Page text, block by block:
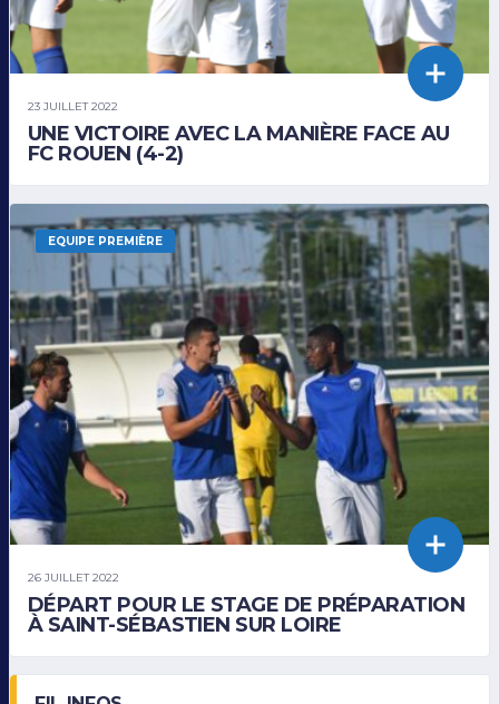
23 JUILLET 2022
UNE VICTOIRE AVEC LA MANIÈRE FACE AU
FC ROUEN (4-2)
EQUIPE PREMIÈRE
26 JUILLET 2022
DÉPART POUR LE STAGE DE PRÉPARATION
À SAINT-SÉBASTIEN SUR LOIRE